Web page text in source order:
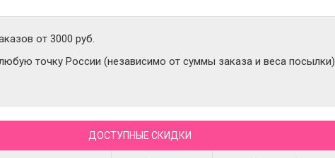
от 3000 руб.
точку России (независимо от суммы заказа и веса посылки).
ДОСТУПНЫЕ СКИДКИ